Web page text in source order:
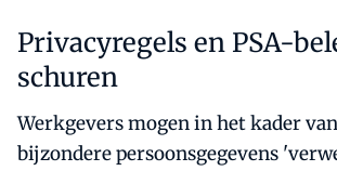
Privacyregels en PSA-
schuren
Werkgevers mogen in het kader
bijzondere persoonsgegevens